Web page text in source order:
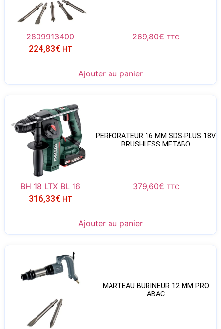
2809913400 269,80€ TTC
224,83€ HT
Ajouter au panier
PERFORATEUR 16 MM SDS-PLUS 18V
BRUSHLESS METABO
BH 18 LTX BL 16 379,60€ TTC
316,33€ HT
Ajouter au panier
MARTEAU BURINEUR 12 MM PRO
ABAC